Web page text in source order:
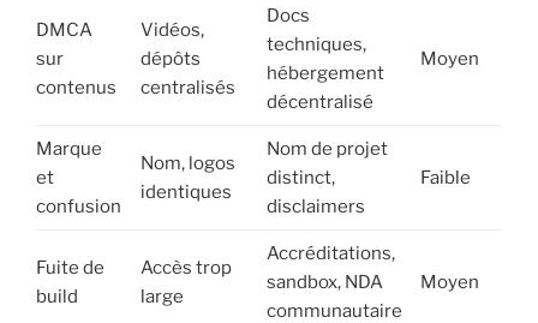
DMCA
sur
contenus
Vidéos,
dépôts
centralisés
Docs
techniques,
hébergement
décentralisé
Moyen
Marque
et
confusion
Nom, logos
identiques
Nom de projet
distinct,
disclaimers
Faible
Fuite de
build
Accès trop
large
Accréditations,
sandbox, NDA
communautaire
Moyen